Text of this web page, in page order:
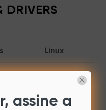
DRIVERS
Linux
assine a